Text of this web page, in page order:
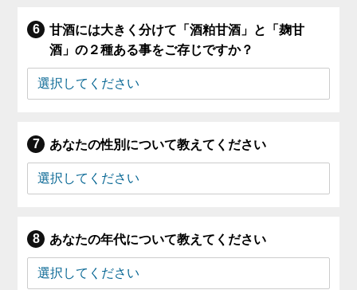
甘酒には大きく分けて「酒粕甘酒」と「麹甘
酒」の２種ある事をご存じですか？
あなたの性別について教えてください
あなたの年代について教えてください